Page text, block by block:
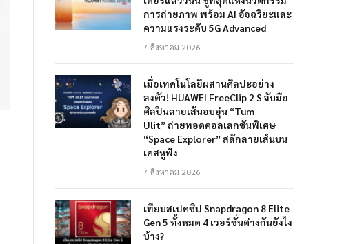
การถ่ายภาพ พร้อม AI อัจฉริยะและ
ความแรงระดับ 5G Advanced
7 สิงหาคม 2026
เมื่อเทคโนโลยีผสานศิลปะอย่าง
ลงตัว! HUAWEI FreeClip 2 S จับมือ
ศิลปินลายเส้นอบอุ่น “Tum
Ulit” ถ่ายทอดคอลเลกชันพิเศษ
“Space Explorer” สลักลายเส้นบน
เคสหูฟัง
7 สิงหาคม 2026
เทียบสเปคชิป Snapdragon 8 Elite
Gen 5 ทั้งหมด 4 เวอร์ชั่นต่างกันยังไง
บ้าง?